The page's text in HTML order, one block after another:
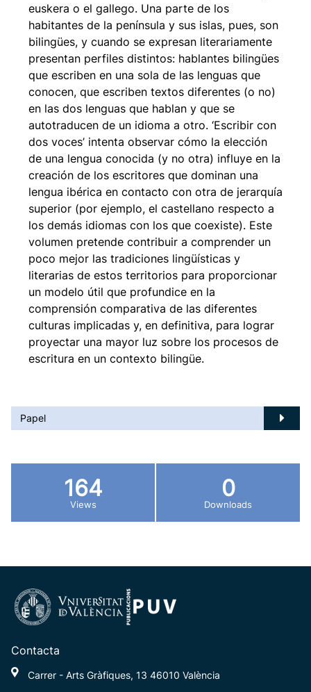
euskera o el gallego. Una parte de los
habitantes de la península y sus islas, pues, son
bilingües, y cuando se expresan literariamente
presentan perfiles distintos: hablantes bilingües
que escriben en una sola de las lenguas que
conocen, que escriben textos diferentes (o no)
en las dos lenguas que hablan y que se
autotraducen de un idioma a otro. ‘Escribir con
dos voces’ intenta observar cómo la elección
de una lengua conocida (y no otra) influye en la
creación de los escritores que dominan una
lengua ibérica en contacto con otra de jerarquía
superior (por ejemplo, el castellano respecto a
los demás idiomas con los que coexiste). Este
volumen pretende contribuir a comprender un
poco mejor las tradiciones lingüísticas y
literarias de estos territorios para proporcionar
un modelo útil que profundice en la
comprensión comparativa de las diferentes
culturas implicadas y, en definitiva, para lograr
proyectar una mayor luz sobre los procesos de
escritura en un contexto bilingüe.
Papel
164
Views
0
Downloads
Contacta
Carrer - Arts Gràfiques, 13 46010 València